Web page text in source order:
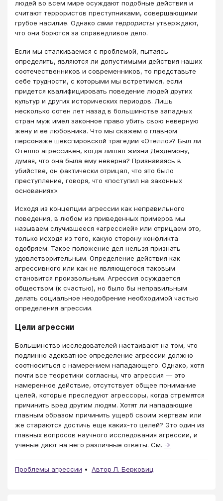
людей во всем мире осуждают подобные действия и
считают террористов преступниками, совершающими
грубое насилие. Однако сами террористы утверждают,
что они борются за справедливое дело.
Если мы сталкиваемся с проблемой, пытаясь
определить, являются ли допустимыми действия наших
соотечественников и современников, то представьте
себе трудности, с которыми мы встретимся, если
придется квалифицировать поведение людей других
культур и других исторических периодов. Лишь
несколько сотен лет назад в большинстве западных
стран муж имел законное право убить свою неверную
жену и ее любовника. Что мы скажем о главном
персонаже шекспировской трагедии «Отелло»? Был ли
Отелло агрессивен, когда лишал жизни Дездемону,
думая, что она была ему неверна? Признаваясь в
убийстве, он фактически отрицал, что это было
преступление, говоря, что «поступил на законных
основаниях».
Исходя из концепции агрессии как неправильного
поведения, в любом из приведенных примеров мы
называем случившееся «агрессией» или отрицаем это,
только исходя из того, какую сторону конфликта
одобряем. Такое положение дел нельзя признать
удовлетворительным. Определение действия как
агрессивного или как не являющегося таковым
становится произвольным. Агрессия осуждается
обществом (к счастью), но было бы неправильным
делать социальное неодобрение необходимой частью
определения агрессии.
Цели агрессии
Большинство исследователей настаивают на том, что
подлинно адекватное определение агрессии должно
соотноситься с намерением нападающего. Однако, хотя
почти все теоретики согласны, что агрессия — это
намеренное действие, отсутствует общее понимание
целей, которые преследуют агрессоры, когда стремятся
причинить вред другим людям. Хотят ли нападающие
главным образом причинить ущерб своим жертвам или
же стараются достичь еще каких-то целей? Это один из
главных вопросов научного исследования агрессии, и
ученые дают на него различные ответы. См. →
Проблемы агрессии Автор Л. Берковиц